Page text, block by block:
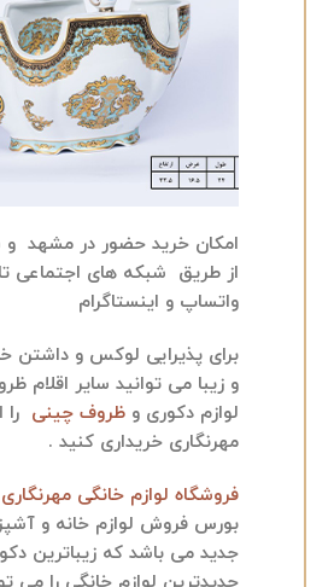
امکان خرید حضور در مشهد و
از طریق شبکه های اجتماعی
واتساپ و اینستاگرام
برای پذیرایی لوکس و داشتن
و زیبا می توانید سایر اقلام
لوازم دکوری و ظروف چینی را
مهرنگاری خریداری کنید .
فروشگاه لوازم خانگی
بورس فروش لوازم خانه و
جدید می باشد که زیباترین